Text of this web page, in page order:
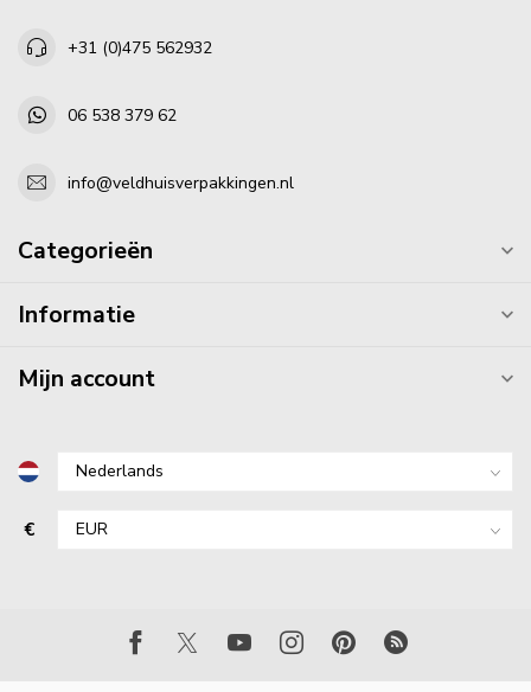
+31 (0)475 562932
06 538 379 62
info@veldhuisverpakkingen.nl
Categorieën
Informatie
Mijn account
€